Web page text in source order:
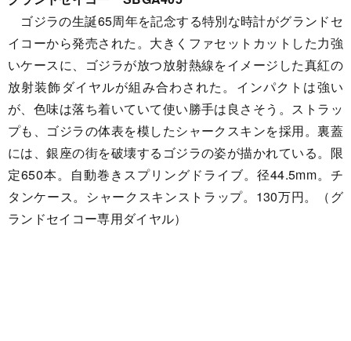
ゴジラの生誕65周年を記念する特別な時計がグランドセ
イコーから発売された。大きくファセットカットした力強
いケースに、ゴジラが放つ放射熱線をイメージした真紅の
放射装飾ダイヤルが組み合わされた。インパクトは強い
が、色味は落ち着いていて使い勝手は良さそう。ストラッ
プも、ゴジラの体表を模したシャークスキンを採用。裏蓋
には、銀座の街を破壊するゴジラの姿が描かれている。限
定650本。自動巻きスプリングドライブ。径44.5mm。チ
タンケース。シャークスキンストラップ。130万円。（グ
ランドセイコー専用ダイヤル）